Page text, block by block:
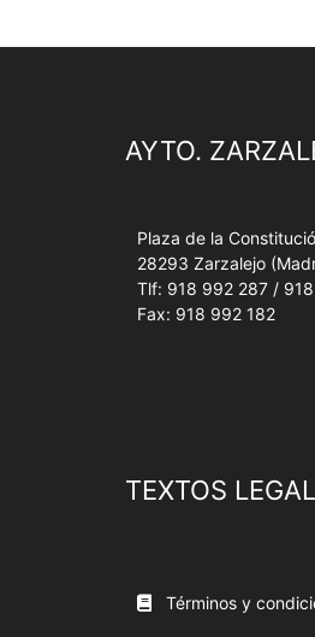
AYTO.
Plaza de la
28293 Zarzalejo
Tlf: 918 992 287 /
Fax: 918 992 182
TEXTOS
Términos y